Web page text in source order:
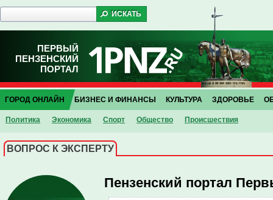
ПЕРВЫЙ
ПЕНЗЕНСКИЙ
ПОРТАЛ
ГОРОД ОНЛАЙН
Политика Экономика Спорт Общество Проиcшествия
БИЗНЕС И ФИНАНСЫ КУЛЬТУРА ЗДОРОВЬЕ
ВОПРОС К ЭКСПЕРТУ
Пензенский портал